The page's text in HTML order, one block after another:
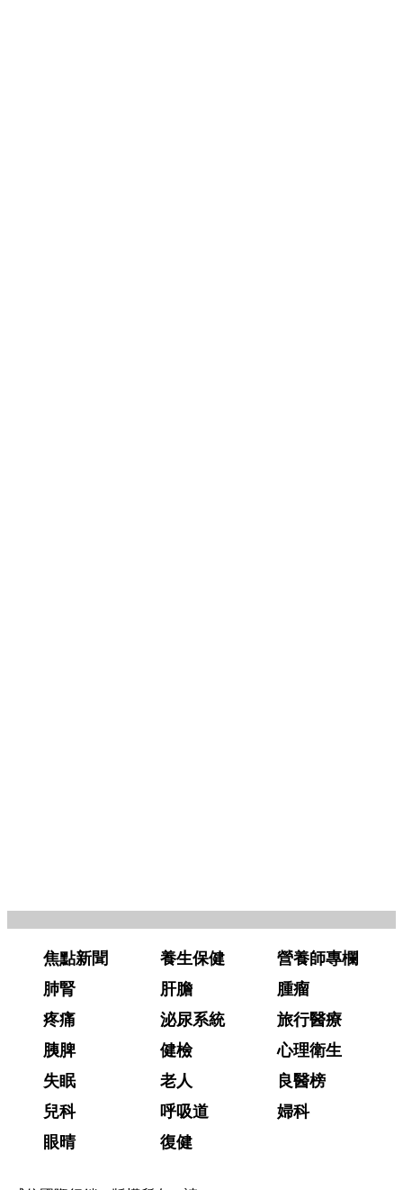
焦點新聞 養生保健
營養師專欄
肺腎
肝膽
腫瘤
疼痛
泌尿系統
旅行醫療
胰脾
健檢
心理衛生
失眠
老人
良醫榜
兒科
呼吸道
婦科
眼晴
復健